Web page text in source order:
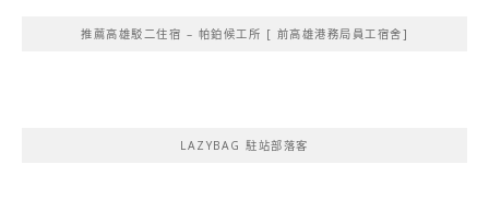
推薦高雄駁二住宿 – 帕鉑候工所 [ 前高雄港務局員工宿舍]
LAZYBAG 駐站部落客